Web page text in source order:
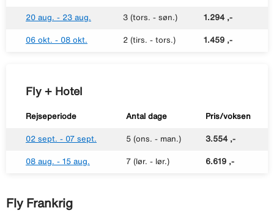
20 aug. - 23 aug. 3 (tors. - søn.) 1.294 ,-
06 okt. - 08 okt. 2 (tirs. - tors.) 1.459 ,-
Fly + Hotel
Rejseperiode Antal dage Pris/voksen
02 sept. - 07 sept. 5 (ons. - man.) 3.554 ,-
08 aug. - 15 aug. 7 (lør. - lør.) 6.619 ,-
Fly Frankrig